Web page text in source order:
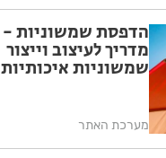
הדפסת שמשוניות -
מדריך לעיצוב וייצור
שמשוניות איכותיות
מערכת האתר